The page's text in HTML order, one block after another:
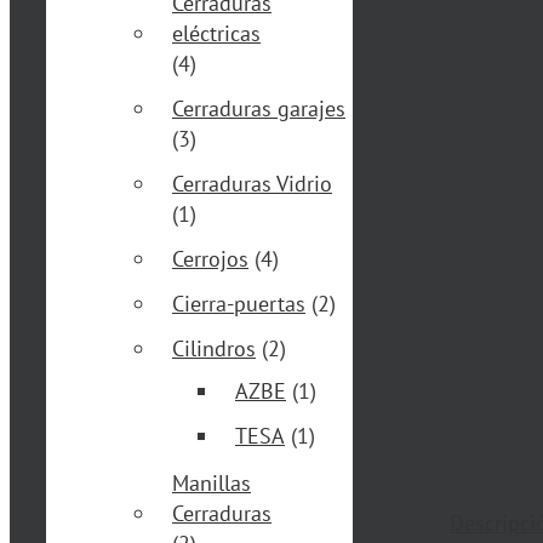
eléctricas
(4)
Cerraduras garajes
(3)
Cerraduras Vidrio
(1)
Cerrojos (4)
Cierra-puertas (2)
Cilindros (2)
AZBE (1)
TESA (1)
Manillas
Cerraduras